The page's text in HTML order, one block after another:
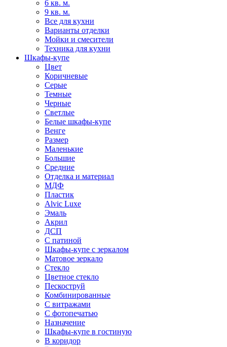
6 кв. м.
9 кв. м.
Все для кухни
Варианты отделки
Мойки и смесители
Техника для кухни
Шкафы-купе
Цвет
Коричневые
Серые
Темные
Черные
Светлые
Белые шкафы-купе
Венге
Размер
Маленькие
Большие
Средние
Отделка и материал
МДФ
Пластик
Alvic Luxe
Эмаль
Акрил
ДСП
С патиной
Шкафы-купе с зеркалом
Матовое зеркало
Стекло
Цветное стекло
Пескоструй
Комбинированные
С витражами
С фотопечатью
Назначение
Шкафы-купе в гостиную
В коридор